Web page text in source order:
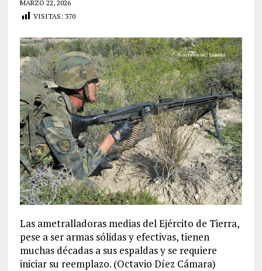
MARZO 22, 2026
VISITAS: 370
Las ametralladoras medias del Ejército de Tierra,
pese a ser armas sólidas y efectivas, tienen
muchas décadas a sus espaldas y se requiere
iniciar su reemplazo. (Octavio Díez Cámara)